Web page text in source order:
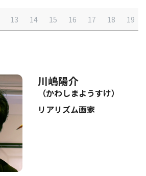
13 14 15 16 17 18 19
川嶋陽介
（かわしまようすけ）
リアリズム画家